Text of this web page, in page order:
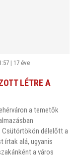
| 17 éve
LÉTRE A
a temetők
délelőtt a
írtak alá, ugyanis
a város